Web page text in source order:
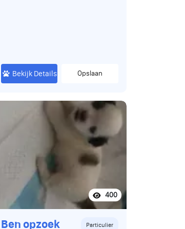
medische in orde. Heeft u
intresse in een pup of vragen
dan mag u altijd contact
opnemen. Langs komen mag
ook altijd en is vrijblijvend... Een
pup kost totaal 1750€.
Bekijk Details Opslaan
400
Ben opzoek
Particulier